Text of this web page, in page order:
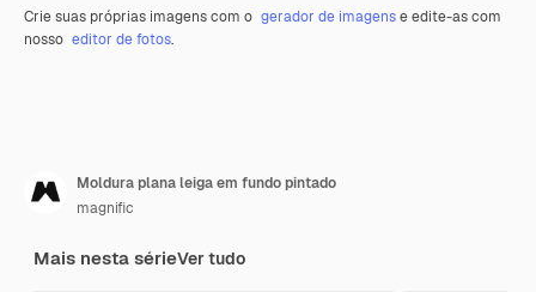
Crie suas próprias imagens com o gerador de imagense edite-as com
nosso editor de fotos.
Moldura plana leiga em fundo pintado
magnific
Mais nesta sérieVer tudo